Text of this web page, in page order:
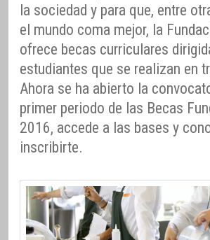
la sociedad y para que, entre
el mundo coma mejor, la
ofrece becas curriculares
estudiantes que se realizan en
Ahora se ha abierto la
primer periodo de las Becas
2016, accede a las bases y
inscribirte.